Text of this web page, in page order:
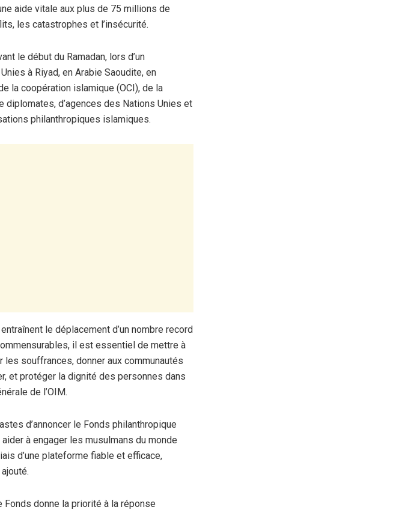
aide vitale aux plus de 75 millions de
les catastrophes et l’insécurité.
le début du Ramadan, lors d’un
à Riyad, en Arabie Saoudite, en
la coopération islamique (OCI), de la
diplomates, d’agences des Nations Unies et
philanthropiques islamiques.
le déplacement d’un nombre record
il est essentiel de mettre à
souffrances, donner aux communautés
et protéger la dignité des personnes dans
de l’OIM.
d’annoncer le Fonds philanthropique
à engager les musulmans du monde
d’une plateforme fiable et efficace,
Fonds donne la priorité à la réponse